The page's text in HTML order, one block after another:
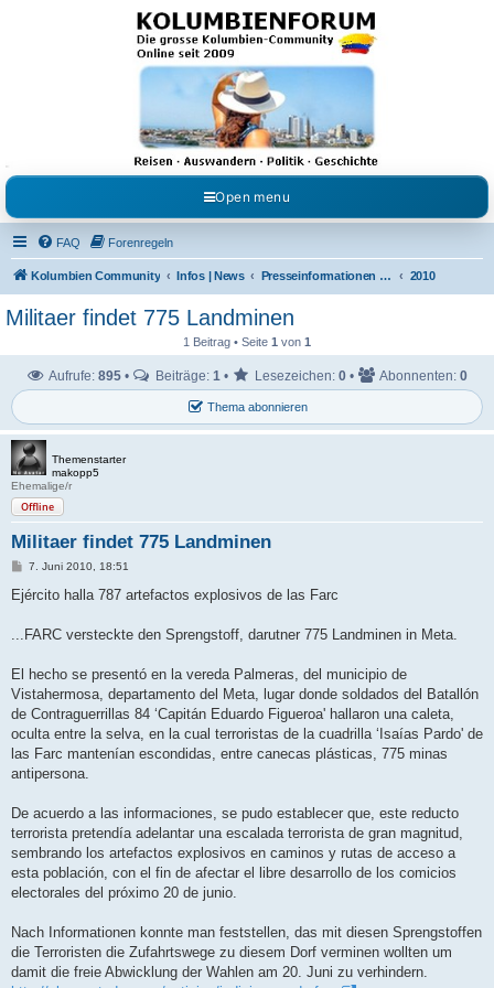
Kolumbienforum - Das
grosse Forum der
Freunde Kolumbiens
Reisen, Auswandern, Kultur, Politik, Geschichte und Visum in Kolumbien und Venezuela.
Austausch, Erfahrungen und Gemeinschaft im Kolumbienforum
Open menu
FAQ Forenregeln
Kolumbien Community Infos | News Presseinformationen & Neuigkeiten 2010
Militaer findet 775 Landminen
1 Beitrag • Seite 1 von 1
Thema abonnieren
Aufrufe: 895 • Beiträge: 1 • Lesezeichen: 0 • Abonnenten: 0
Themenstarter
makopp5
Ehemalige/r
Offline
Militaer findet 775 Landminen
B
i
a
7. Juni 2010, 18:51
Ejército halla 787 artefactos explosivos de las Farc
...FARC versteckte den Sprengstoff, darutner 775 Landminen in Meta.
El hecho se presentó en la vereda Palmeras, del municipio de
Vistahermosa, departamento del Meta, lugar donde soldados del Batallón
de Contraguerrillas 84 ‘Capitán Eduardo Figueroa' hallaron una caleta,
oculta entre la selva, en la cual terroristas de la cuadrilla ‘Isaías Pardo' de
las Farc mantenían escondidas, entre canecas plásticas, 775 minas
antipersona.
De acuerdo a las informaciones, se pudo establecer que, este reducto
terrorista pretendía adelantar una escalada terrorista de gran magnitud,
sembrando los artefactos explosivos en caminos y rutas de acceso a
esta población, con el fin de afectar el libre desarrollo de los comicios
electorales del próximo 20 de junio.
Nach Informationen konnte man feststellen, das mit diesen Sprengstoffen
die Terroristen die Zufahrtswege zu diesem Dorf verminen wollten um
damit die freie Abwicklung der Wahlen am 20. Juni zu verhindern.